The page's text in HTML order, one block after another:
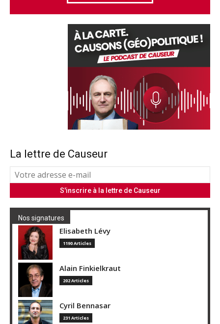
La lettre de Causeur
Nos signatures
Elisabeth Lévy
1190 Articles
Alain Finkielkraut
202 Articles
Cyril Bennasar
231 Articles